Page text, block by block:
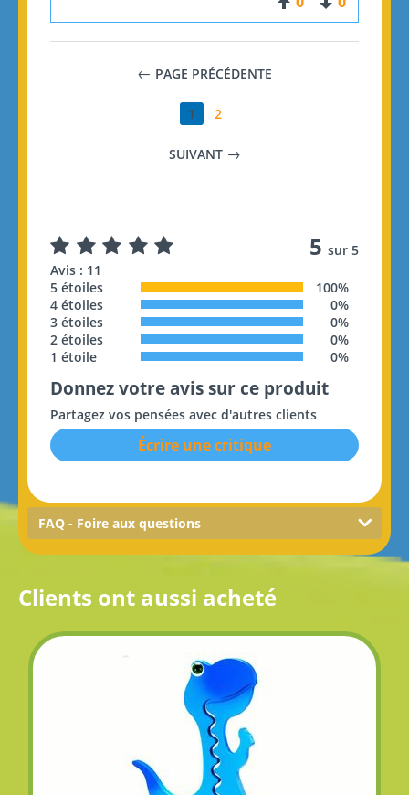
PAGE PRÉCÉDENTE
1 2
SUIVANT
5 sur 5
Avis : 11
5 étoiles
100%
4 étoiles
0%
3 étoiles
0%
2 étoiles
0%
1 étoile
0%
Donnez votre avis sur ce produit
Partagez vos pensées avec d'autres clients
Écrire une critique
FAQ - Foire aux questions
Clients ont aussi acheté